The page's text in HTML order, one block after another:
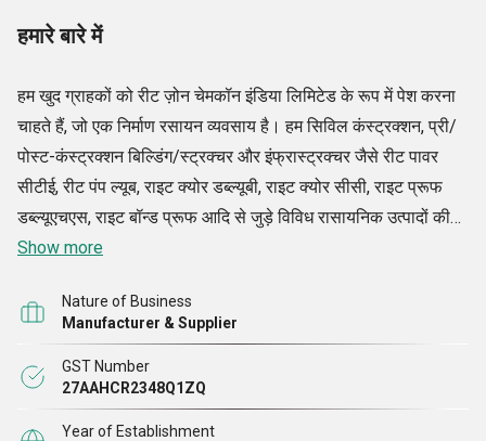
हमारे बारे में
हम खुद ग्राहकों को रीट ज़ोन चेमकॉन इंडिया लिमिटेड के रूप में पेश करना
चाहते हैं, जो एक निर्माण रसायन व्यवसाय है। हम सिविल कंस्ट्रक्शन, प्री/
पोस्ट-कंस्ट्रक्शन बिल्डिंग/स्ट्रक्चर और इंफ्रास्ट्रक्चर जैसे रीट पावर
सीटीई, रीट पंप ल्यूब, राइट क्योर डब्ल्यूबी, राइट क्योर सीसी, राइट प्रूफ
डब्ल्यूएचएस, राइट बॉन्ड प्रूफ आदि से जुड़े विविध रासायनिक उत्पादों की
एक विस्तृत विविधता को वितरित करके पूर्ण निर्माण समाधान प्रदान करते हैं।
कम 12 से 15 वर्षों तक निर्माण रसायन उद्योग में काम किया है। हमारी टीम
इस उद्योग में अपनी कड़ी मेहनत और जुनून के माध्यम से हमारे भविष्य के
अग्रणी स्तंभ बनने का प्रयास करती है।
हमारे कुशल तकनीशियन ऐसे उत्पाद बनाने में सक्षम हैं जो प्रत्येक ग्राहक की
Show more
Nature of Business
Manufacturer & Supplier
GST Number
27AAHCR2348Q1ZQ
Year of Establishment